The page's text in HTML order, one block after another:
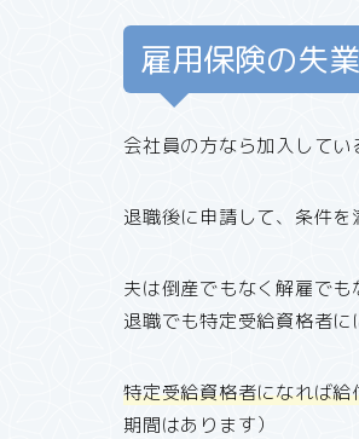
雇用保険の失
会社員の方なら加入してい
退職後に申請して、条件を
夫は倒産でもなく解雇で
退職でも特定受給資格者に
特定受給資格者になれば
期間はあります）